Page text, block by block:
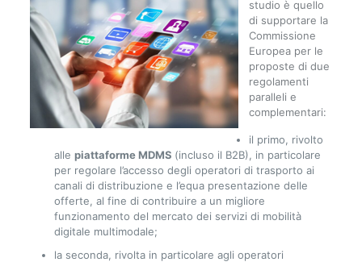
studio è quello
di supportare la
Commissione
Europea per le
proposte di due
regolamenti
paralleli e
complementari:
il primo, rivolto
alle piattaforme MDMS (incluso il B2B), in particolare
per regolare l’accesso degli operatori di trasporto ai
canali di distribuzione e l’equa presentazione delle
offerte, al fine di contribuire a un migliore
funzionamento del mercato dei servizi di mobilità
digitale multimodale;
la seconda, rivolta in particolare agli operatori